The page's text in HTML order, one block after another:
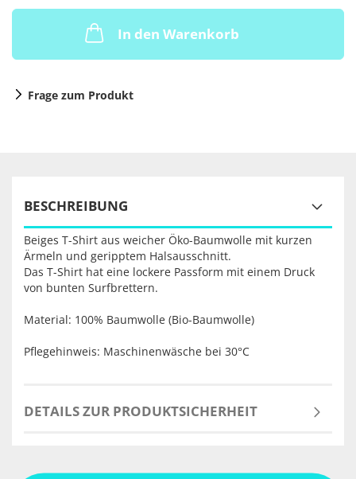
In den Warenkorb
Frage zum Produkt
BESCHREIBUNG
Beiges T-Shirt aus weicher Öko-Baumwolle mit kurzen
Ärmeln und geripptem Halsausschnitt.
Das T-Shirt hat eine lockere Passform mit einem Druck
von bunten Surfbrettern.
Material: 100% Baumwolle (Bio-Baumwolle)
Pflegehinweis: Maschinenwäsche bei 30°C
DETAILS ZUR PRODUKTSICHERHEIT